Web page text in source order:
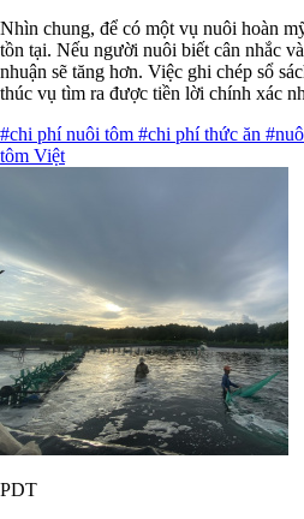
Nhìn chung, để có một vụ nuôi hoàn
tồn tại. Nếu người nuôi biết cân nhắc
nhuận sẽ tăng hơn. Việc ghi chép sổ
thúc vụ tìm ra được tiền lời chính xác
#chi phí nuôi tôm #chi phí thức ăn
tôm Việt
PDT